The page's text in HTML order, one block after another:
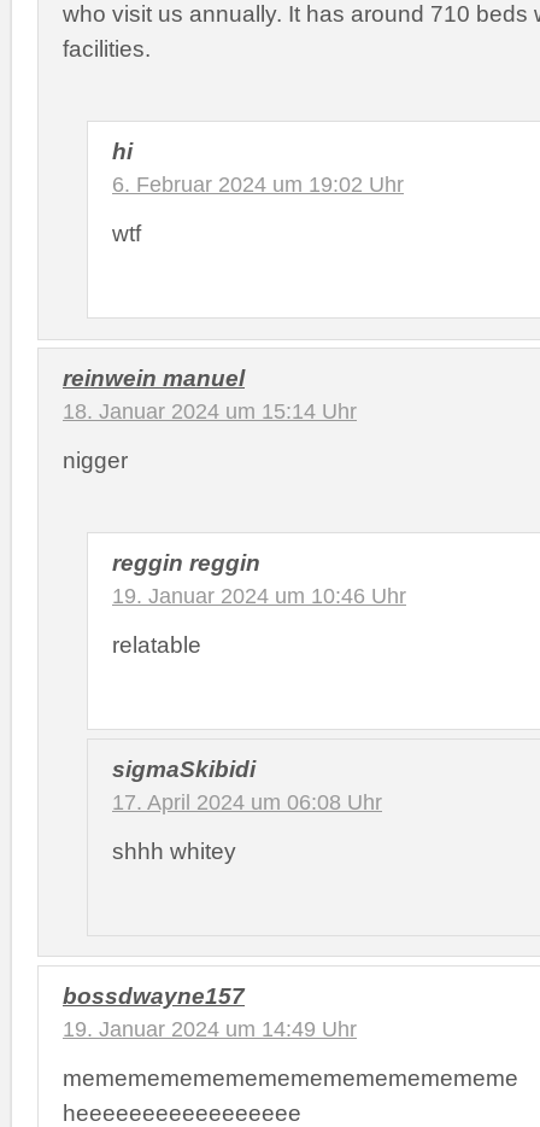
who visit us annually. It has around 710 beds
facilities.
hi
6. Februar 2024 um 19:02 Uhr
wtf
reinwein manuel
18. Januar 2024 um 15:14 Uhr
nigger
reggin reggin
19. Januar 2024 um 10:46 Uhr
relatable
sigmaSkibidi
17. April 2024 um 06:08 Uhr
shhh whitey
bossdwayne157
19. Januar 2024 um 14:49 Uhr
memememememememememememememe
heeeeeeeeeeeeeeeee